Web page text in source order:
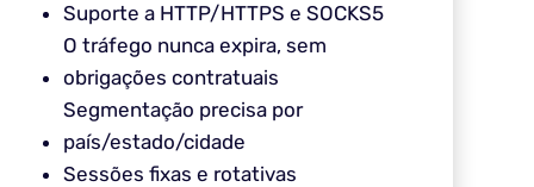
Suporte a HTTP/HTTPS e SOCKS5
O tráfego nunca expira, sem
obrigações contratuais
Segmentação precisa por
país/estado/cidade
Sessões fixas e rotativas